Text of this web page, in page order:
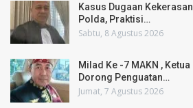
Kasus Dugaan
Polda, Praktisi…
Sabtu, 8 Agustus 2026
Milad Ke -7 MAKN ,
Dorong Penguatan…
Jumat, 7 Agustus 2026